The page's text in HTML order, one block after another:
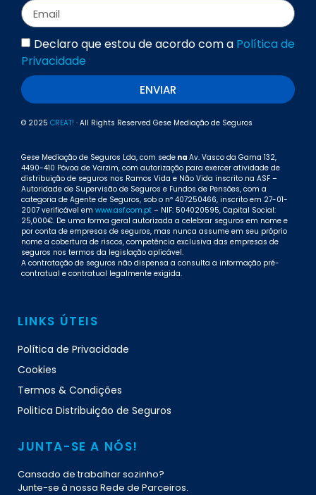
Declaro que estou de acordo com a Política de
Privacidade
ENVIAR
© 2025 CREAT! · All Rights Reserved Gese Mediação de Seguros
Gese Mediação de Seguros Lda, com sede na Av. Vasco da Gama 132,
4490-410 Póvoa de Varzim, com autorização para exercer atividade de
distribuição de seguros nos Ramos Vida e Não Vida inscrito na ASF –
Autoridade de Supervisão de Seguros e Fundos de Pensões, com a
categoria de Agente de Seguros, sob o nº 407250466, inscrito em 27-01-
2007 verificável em www.asf.com.pt – NIF: 504020595, Capital Social:
25,000€. De uma forma geral autorizada a celebrar seguros em nome e
por conta de empresas de seguros, mas nunca assume em seu próprio
nome a cobertura de riscos, competência exclusiva das empresas de
seguros nos termos da legislação aplicável.
A contratação de seguros não dispensa a consulta a informação pré-
contratual e contratual legalmente exigida.
LINKS ÚTEIS
Política de Privacidade
Cookies
Termos & Condições
Politica Distribuição de Seguros
JUNTA-SE A NÓS!
Cansado de trabalhar sozinho?
Junte-se à nossa Rede de Parceiros.